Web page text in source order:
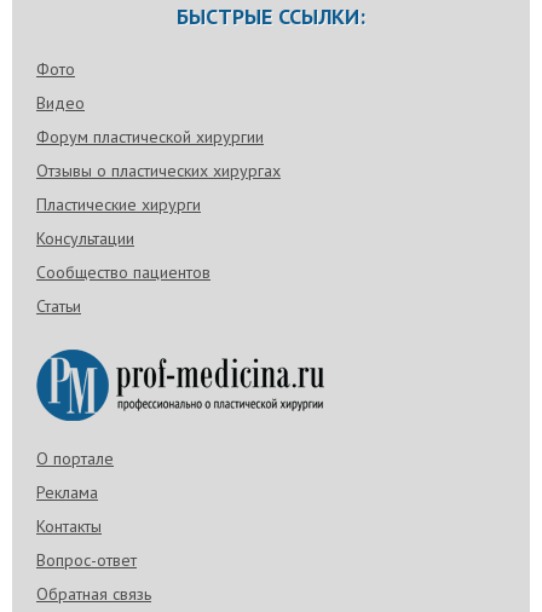
БЫСТРЫЕ ССЫЛКИ:
Фото
Видео
Форум пластической хирургии
Отзывы о пластических хирургах
Пластические хирурги
Консультации
Сообщество пациентов
Статьи
О портале
Реклама
Контакты
Вопрос-ответ
Обратная связь